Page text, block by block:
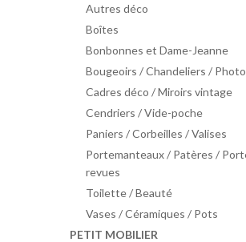
Autres déco
Boîtes
Bonbonnes et Dame-Jeanne
Bougeoirs / Chandeliers /
Cadres déco / Miroirs vintage
Cendriers / Vide-poche
Paniers / Corbeilles / Valises
Portemanteaux / Patères /
revues
Toilette / Beauté
Vases / Céramiques / Pots
PETIT MOBILIER